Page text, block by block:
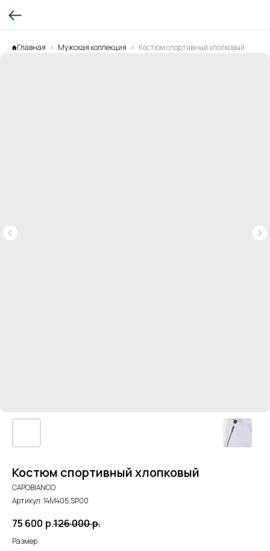
Главная Мужская коллекция Костюм спортивный хлопковый
Костюм спортивный хлопковый
CAPOBIANCO
Артикул:14M405.SP00
75 600 р.126 000р.
Размер